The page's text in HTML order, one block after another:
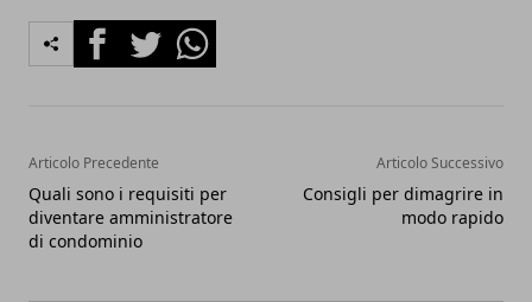
FacebookTwitterWhatsapp
Articolo Precedente
Quali sono i requisiti per
diventare amministratore
di condominio
Articolo Successivo
Consigli per dimagrire in
modo rapido